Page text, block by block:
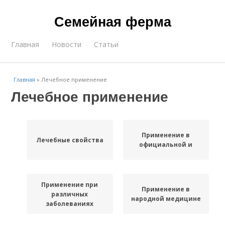
Семейная ферма
Главная Новости Статьи
Главная »Лечебное применение
Лечебное применение
Лечебные свойства
Применение в
официальной и
Применение при
различных
заболеваниях
Применение в
народной медицине